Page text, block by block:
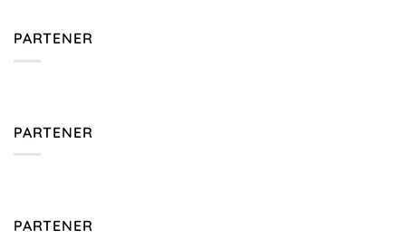
PARTENER
PARTENER
PARTENER